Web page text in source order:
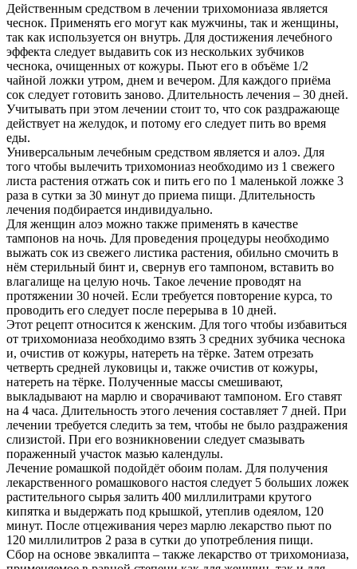
Действенным средством в лечении трихомониаза является
чеснок. Применять его могут как мужчины, так и женщины,
так как используется он внутрь. Для достижения лечебного
эффекта следует выдавить сок из нескольких зубчиков
чеснока, очищенных от кожуры. Пьют его в объёме 1/2
чайной ложки утром, днем и вечером. Для каждого приёма
сок следует готовить заново. Длительность лечения – 30 дней.
Учитывать при этом лечении стоит то, что сок раздражающе
действует на желудок, и потому его следует пить во время
еды.
Универсальным лечебным средством является и алоэ. Для
того чтобы вылечить трихомониаз необходимо из 1 свежего
листа растения отжать сок и пить его по 1 маленькой ложке 3
раза в сутки за 30 минут до приема пищи. Длительность
лечения подбирается индивидуально.
Для женщин алоэ можно также применять в качестве
тампонов на ночь. Для проведения процедуры необходимо
выжать сок из свежего листика растения, обильно смочить в
нём стерильный бинт и, свернув его тампоном, вставить во
влагалище на целую ночь. Такое лечение проводят на
протяжении 30 ночей. Если требуется повторение курса, то
проводить его следует после перерыва в 10 дней.
Этот рецепт относится к женским. Для того чтобы избавиться
от трихомониаза необходимо взять 3 средних зубчика чеснока
и, очистив от кожуры, натереть на тёрке. Затем отрезать
четверть средней луковицы и, также очистив от кожуры,
натереть на тёрке. Полученные массы смешивают,
выкладывают на марлю и сворачивают тампоном. Его ставят
на 4 часа. Длительность этого лечения составляет 7 дней. При
лечении требуется следить за тем, чтобы не было раздражения
слизистой. При его возникновении следует смазывать
пораженный участок мазью календулы.
Лечение ромашкой подойдёт обоим полам. Для получения
лекарственного ромашкового настоя следует 5 больших ложек
растительного сырья залить 400 миллилитрами крутого
кипятка и выдержать под крышкой, утеплив одеялом, 120
минут. После отцеживания через марлю лекарство пьют по
120 миллилитров 2 раза в сутки до употребления пищи.
Сбор на основе эвкалипта – также лекарство от трихомониаза,